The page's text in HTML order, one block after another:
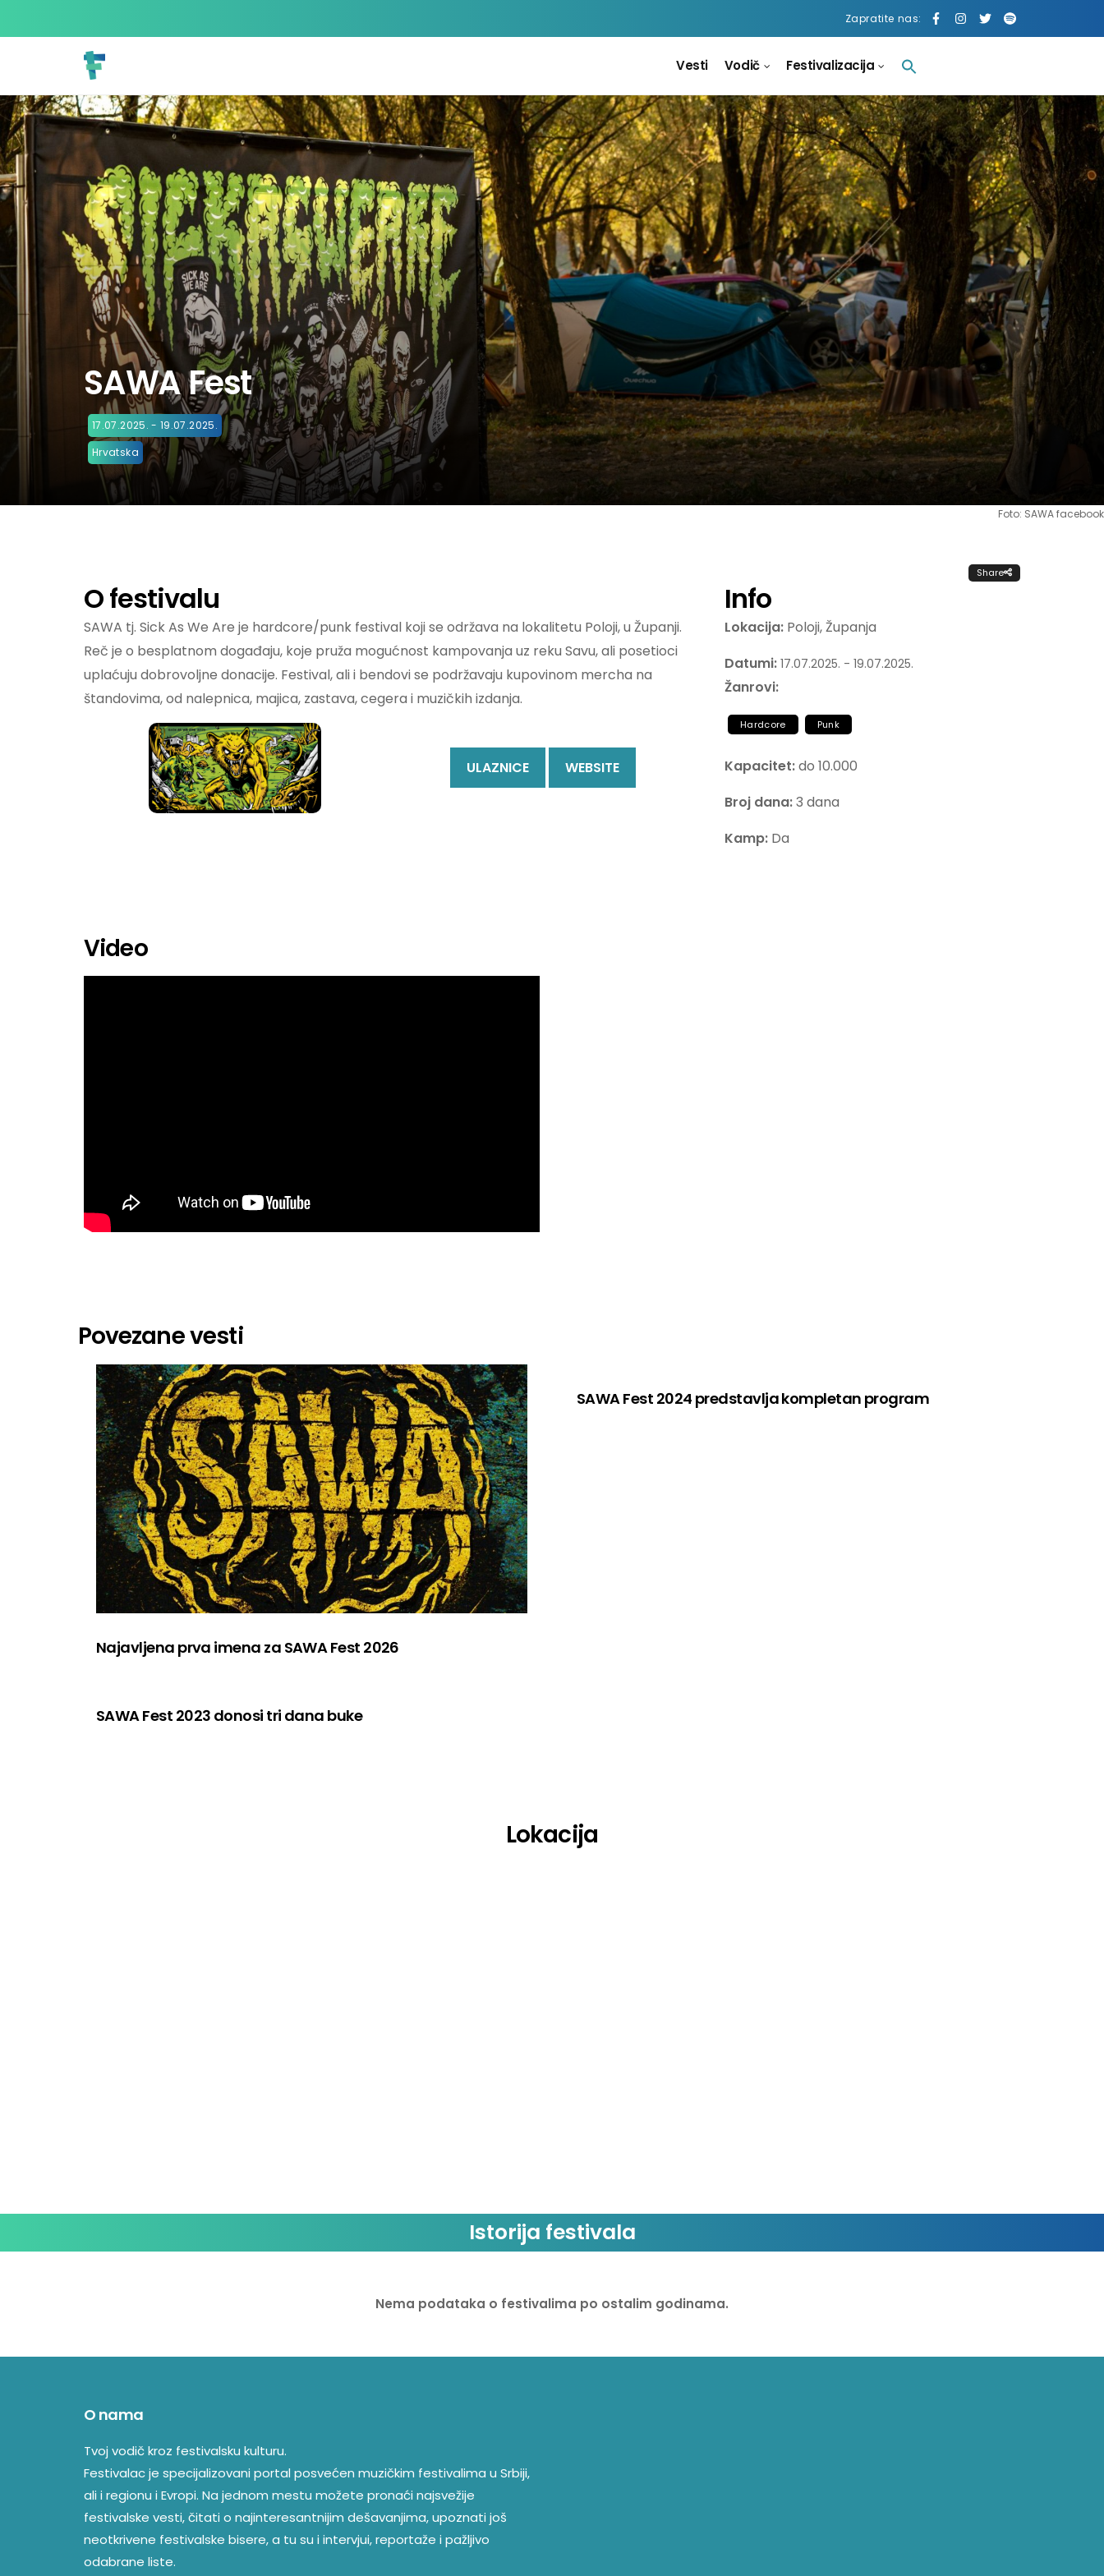
Zapratite nas:
Vesti Vodič Festivalizacija
SAWA Fest
17.07.2025. - 19.07.2025.
Hrvatska
Foto: SAWA facebook
Share
O festivalu
SAWA tj. Sick As We Are je hardcore/punk festival koji se održava na lokalitetu Poloji, u Županji.
Reč je o besplatnom događaju, koje pruža mogućnost kampovanja uz reku Savu, ali posetioci
uplaćuju dobrovoljne donacije. Festival, ali i bendovi se podržavaju kupovinom mercha na
štandovima, od nalepnica, majica, zastava, cegera i muzičkih izdanja.
ULAZNICE WEBSITE
Info
Lokacija: Poloji, Županja
Datumi: 17.07.2025. - 19.07.2025.
Žanrovi:
Hardcore Punk
Kapacitet:do 10.000
Broj dana:3 dana
Kamp: Da
Video
Povezane vesti
Najavljena prva imena za SAWA Fest 2026
SAWA Fest 2024 predstavlja kompletan program
SAWA Fest 2023 donosi tri dana buke
Lokacija
Istorija festivala
Nema podataka o festivalima po ostalim godinama.
O nama
Tvoj vodič kroz festivalsku kulturu.
Festivalac je specijalizovani portal posvećen muzičkim festivalima u Srbiji,
ali i regionu i Evropi. Na jednom mestu možete pronaći najsvežije
festivalske vesti, čitati o najinteresantnijim dešavanjima, upoznati još
neotkrivene festivalske bisere, a tu su i intervjui, reportaže i pažljivo
odabrane liste.